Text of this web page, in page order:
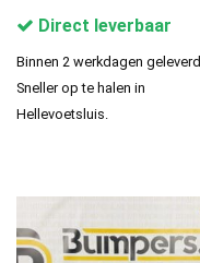
Direct leverbaar
Binnen 2 werkdagen geleverd.
Sneller op te halen in
Hellevoetsluis.